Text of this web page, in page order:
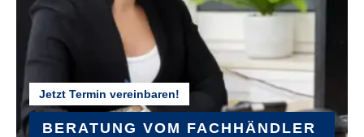
GEWICHT :
GRIFFE :
Ergon ergonomic
Jetzt Termin vereinbaren!
BERATUNG VOM FACHHÄNDLER